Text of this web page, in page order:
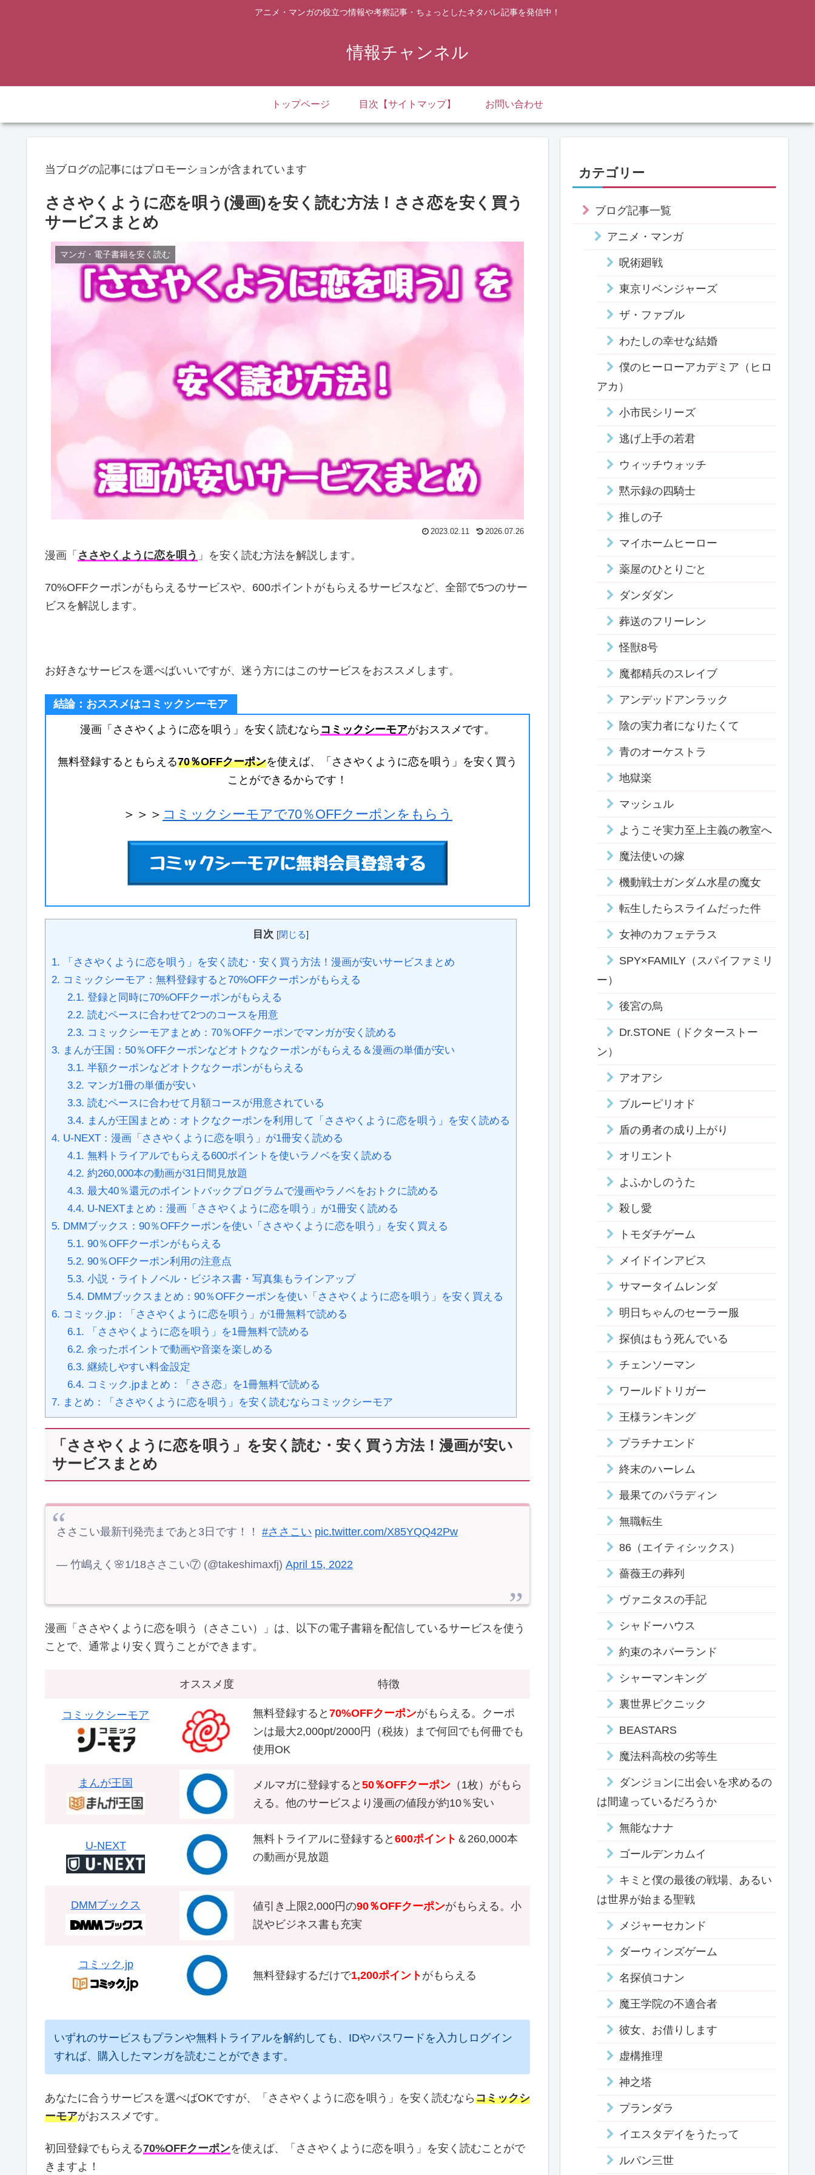
アニメ・マンガの役立つ情報や考察記事・ちょっとしたネタバレ記事を発信中！
情報チャンネル
トップページ 目次【サイトマップ】 お問い合わせ
当ブログの記事にはプロモーションが含まれています
ささやくように恋を唄う(漫画)を安く読む方法！ささ恋を安く買う
サービスまとめ
マンガ・電子書籍を安く読む
2023.02.11 2026.07.26
漫画「 ささやくように恋を唄う 」を安く読む方法を解説します。
70%OFFクーポンがもらえるサービスや、600ポイントがもらえるサービスなど、全部で5つのサー
ビスを解説します。
お好きなサービスを選べばいいですが、迷う方にはこのサービスをおススメします。
結論：おススメはコミックシーモア
漫画「ささやくように恋を唄う」を安く読むなら コミックシーモアがおススメです。
無料登録するともらえる70％OFFクーポンを使えば、「ささやくように恋を唄う」を安く買う
ことができるからです！
＞＞＞ コミックシーモアで70％OFFクーポンをもらう
目次 [閉じる]
1. 「ささやくように恋を唄う」を安く読む・安く買う方法！漫画が安いサービスまとめ
2. コミックシーモア：無料登録すると70%OFFクーポンがもらえる
2.1. 登録と同時に70%OFFクーポンがもらえる
2.2. 読むペースに合わせて2つのコースを用意
2.3. コミックシーモアまとめ：70％OFFクーポンでマンガが安く読める
3. まんが王国：50％OFFクーポンなどオトクなクーポンがもらえる＆漫画の単価が安い
3.1. 半額クーポンなどオトクなクーポンがもらえる
3.2. マンガ1冊の単価が安い
3.3. 読むペースに合わせて月額コースが用意されている
3.4. まんが王国まとめ：オトクなクーポンを利用して「ささやくように恋を唄う」を安く読める
4. U-NEXT：漫画「ささやくように恋を唄う」が1冊安く読める
4.1. 無料トライアルでもらえる600ポイントを使いラノベを安く読める
4.2. 約260,000本の動画が31日間見放題
4.3. 最大40％還元のポイントバックプログラムで漫画やラノベをおトクに読める
4.4. U-NEXTまとめ：漫画「ささやくように恋を唄う」が1冊安く読める
5. DMMブックス：90％OFFクーポンを使い「ささやくように恋を唄う」を安く買える
5.1. 90％OFFクーポンがもらえる
5.2. 90％OFFクーポン利用の注意点
5.3. 小説・ライトノベル・ビジネス書・写真集もラインアップ
5.4. DMMブックスまとめ：90％OFFクーポンを使い「ささやくように恋を唄う」を安く買える
6. コミック.jp：「ささやくように恋を唄う」が1冊無料で読める
6.1. 「ささやくように恋を唄う」を1冊無料で読める
6.2. 余ったポイントで動画や音楽を楽しめる
6.3. 継続しやすい料金設定
6.4. コミック.jpまとめ：「ささ恋」を1冊無料で読める
7. まとめ：「ささやくように恋を唄う」を安く読むならコミックシーモア
「ささやくように恋を唄う」を安く読む・安く買う方法！漫画が安い
サービスまとめ
ささこい最新刊発売まであと3日です！！ #ささこい pic.twitter.com/X85YQQ42Pw
— 竹嶋えく🌸1/18ささこい⑦ (@takeshimaxfj) April 15, 2022
漫画「ささやくように恋を唄う（ささこい）」は、以下の電子書籍を配信しているサービスを使う
ことで、通常より安く買うことができます。
オススメ度 特徴
コミックシーモア 無料登録すると 70%OFFクーポンがもらえる。クーポ
ンは最大2,000pt/2000円（税抜）まで何回でも何冊でも
使用OK
まんが王国 メルマガに登録すると 50％OFFクーポン （1枚）がもら
える。他のサービスより漫画の値段が約10％安い
U-NEXT
無料トライアルに登録すると 600ポイント ＆260,000本
の動画が見放題
DMMブックス 値引き上限2,000円の90％OFFクーポンがもらえる。小
説やビジネス書も充実
コミック.jp
無料登録するだけで1,200ポイント がもらえる
いずれのサービスもプランや無料トライアルを解約しても、IDやパスワードを入力しログイン
すれば、購入したマンガを読むことができます。
あなたに合うサービスを選べばOKですが、「ささやくように恋を唄う」を安く読むならコミックシ
ーモアがおススメです。
初回登録でもらえる70%OFFクーポンを使えば、「ささやくように恋を唄う」を安く読むことがで
きますよ！
カテゴリー
ブログ記事一覧
アニメ・マンガ
呪術廻戦
東京リベンジャーズ
ザ・ファブル
わたしの幸せな結婚
僕のヒーローアカデミア（ヒロ
アカ）
小市民シリーズ
逃げ上手の若君
ウィッチウォッチ
黙示録の四騎士
推しの子
マイホームヒーロー
薬屋のひとりごと
ダンダダン
葬送のフリーレン
怪獣8号
魔都精兵のスレイブ
アンデッドアンラック
陰の実力者になりたくて
青のオーケストラ
地獄楽
マッシュル
ようこそ実力至上主義の教室へ
魔法使いの嫁
機動戦士ガンダム水星の魔女
転生したらスライムだった件
女神のカフェテラス
SPY×FAMILY（スパイファミリ
ー）
後宮の烏
Dr.STONE（ドクターストー
ン）
アオアシ
ブルーピリオド
盾の勇者の成り上がり
オリエント
よふかしのうた
殺し愛
トモダチゲーム
メイドインアビス
サマータイムレンダ
明日ちゃんのセーラー服
探偵はもう死んでいる
チェンソーマン
ワールドトリガー
王様ランキング
プラチナエンド
終末のハーレム
最果てのパラディン
無職転生
86（エイティシックス）
薔薇王の葬列
ヴァニタスの手記
シャドーハウス
約束のネバーランド
シャーマンキング
裏世界ピクニック
BEASTARS
魔法科高校の劣等生
ダンジョンに出会いを求めるの
は間違っているだろうか
無能なナナ
ゴールデンカムイ
キミと僕の最後の戦場、あるい
は世界が始まる聖戦
メジャーセカンド
ダーウィンズゲーム
名探偵コナン
魔王学院の不適合者
彼女、お借りします
虚構推理
神之塔
プランダラ
イエスタデイをうたって
ルパン三世